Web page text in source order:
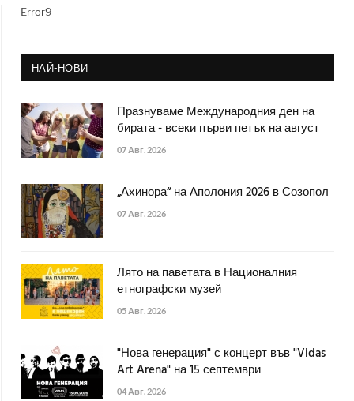
Error9
НАЙ-НОВИ
Празнуваме Международния ден на
бирата - всеки първи петък на август
07 Авг. 2026
„Ахинора“ на Аполония 2026 в Созопол
07 Авг. 2026
Лято на паветата в Националния
етнографски музей
05 Авг. 2026
"Нова генерация" с концерт във "Vidas
Art Arena" на 15 септември
04 Авг. 2026